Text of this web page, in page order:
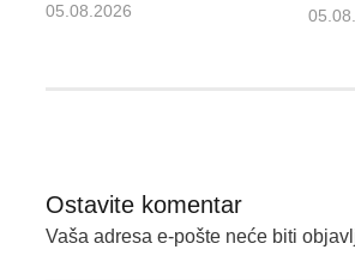
05.08.2026
Ostavite komentar
Vaša adresa e-pošte neće biti